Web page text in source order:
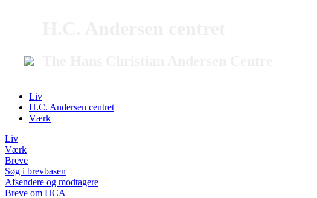
Liv
H.C. Andersen centret
Værk
Liv
Værk
Breve
Søg i brevbasen
Afsendere og modtagere
Breve om HCA